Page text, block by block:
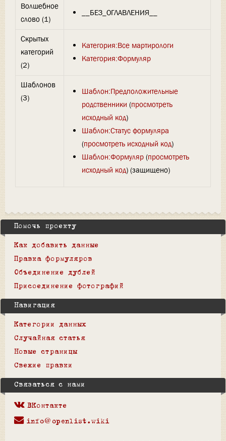
Волшебное
слово (1)
__БЕЗ_ОГЛАВЛЕНИЯ__
Скрытых
категорий
(2)
Категория:Все мартирологи
Категория:Формуляр
Шаблонов
(3)
Шаблон:Предположительные
родственники (просмотреть
исходный код)
Шаблон:Статус формуляра
(просмотреть исходный код)
Шаблон:Формуляр(просмотреть
исходный код) (защищено)
Помочь проекту
Как добавить данные
Правка формуляров
Объединение дублей
Присоединение фотографий
Навигация
Категории данных
Случайная статья
Новые страницы
Свежие правки
Связаться с нами
ВКонтакте
info@openlist.wiki